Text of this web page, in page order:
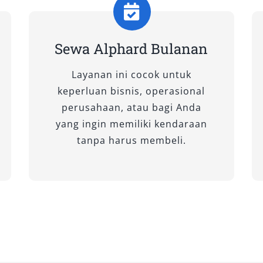
cocok untuk sewa Alphard untuk
memerlukan kenyamanan
Color)
putih premium, tipe ini
desain interior sederhana
Toyota juga memastikan
Sewa Alphard Bulanan
Layanan ini cocok untuk
keperluan bisnis, operasional
perusahaan, atau bagi Anda
yang ingin memiliki kendaraan
tanpa harus membeli.